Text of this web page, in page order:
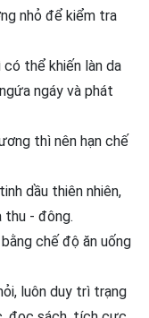
nhỏ để kiểm tra
thể khiến làn da
ngáy và phát
thì nên hạn chế
dầu thiên nhiên,
thu - đông.
chế độ ăn uống
luôn duy trì trạng